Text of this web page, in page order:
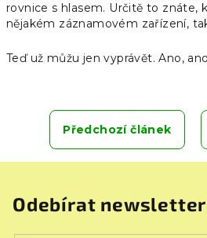
rovnice s hlasem. Určitě to znáte,
nějakém záznamovém zařízení,
Teď už můžu jen vyprávět. Ano,
Předchozí článek
Odebírat newsletter